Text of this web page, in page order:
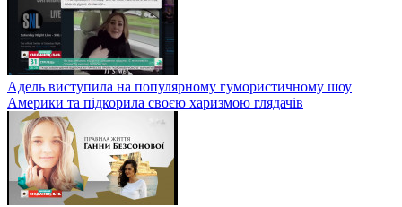
Адель виступила на популярному гумористичному шоу
Америки та підкорила своєю харизмою глядачів